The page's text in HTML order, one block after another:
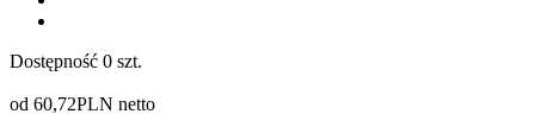
Dostępność 0 szt.
od 60,72PLN netto